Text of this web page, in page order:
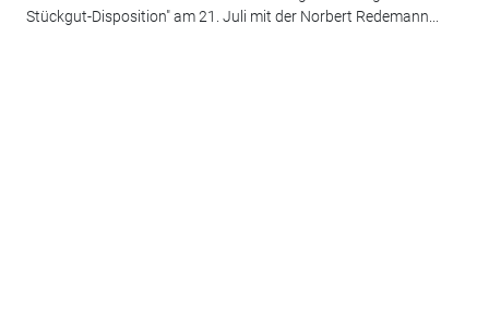
Stückgut-Disposition" am 21. Juli mit der Norbert Redemann...